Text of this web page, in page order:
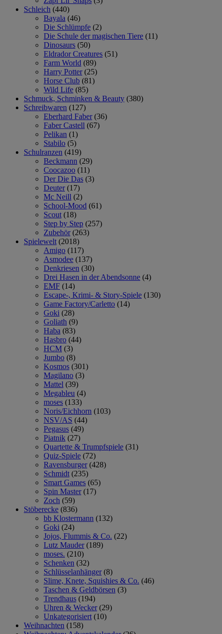
Schleich (440)
Bayala (46)
Die Schlümpfe (2)
Die Schule der magischen Tiere (11)
Dinosaurs (50)
Eldrador Creatures (51)
Farm World (89)
Harry Potter (25)
Horse Club (81)
Wild Life (85)
Schmuck, Schminken & Beauty (380)
Schreibwaren (127)
Eberhard Faber (36)
Faber Castell (67)
Pelikan (1)
Stabilo (5)
Schulranzen (419)
Beckmann (29)
Coocazoo (11)
Der Die Das (3)
Deuter (17)
Mc Neill (2)
School-Mood (61)
Scout (18)
Step by Step (257)
Zubehör (263)
Spielewelt (2018)
Amigo (117)
Asmodee (137)
Denkriesen (30)
Drei Hasen in der Abendsonne (4)
EMF (14)
Escape-, Krimi- & Story-Spiele (130)
Game Factory/Carletto (14)
Goki (28)
Goliath (9)
Haba (83)
Hasbro (44)
HCM (3)
Jumbo (8)
Kosmos (301)
Magilano (3)
Mattel (39)
Megableu (4)
moses (133)
Noris/Eichhorn (103)
NSV/AS (44)
Pegasus (49)
Piatnik (27)
Quartette & Trumpfspiele (31)
Quiz-Spiele (72)
Ravensburger (428)
Schmidt (235)
Smart Games (65)
Spin Master (17)
Zoch (59)
Stöberecke (836)
bb Klostermann (132)
Goki (24)
Jojos, Flummis & Co. (22)
Lutz Mauder (189)
moses. (210)
Schenken (32)
Schlüsselanhänger (8)
Slime, Knete, Squishies & Co. (46)
Taschen & Geldbörsen (3)
Trendhaus (194)
Uhren & Wecker (29)
Unkategorisiert (10)
Weihnachten (158)